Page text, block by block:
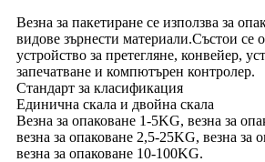
Везна за пакетиране се използва за
видове зърнести материали.Състои се
устройство за претегляне, конвейер,
запечатване и компютърен контролер.
Стандарт за класификация
Единична скала и двойна скала
Везна за опаковане 1-5KG, везна за
везна за опаковане 2,5-25KG, везна за
везна за опаковане 10-100KG.